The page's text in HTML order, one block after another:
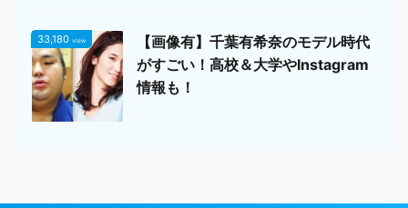
33,180 view
【画像有】千葉有希奈のモデル時代
がすごい！高校＆大学やInstagram
情報も！